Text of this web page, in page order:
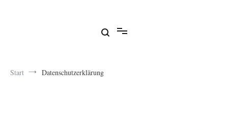
Start Datenschutzerklärung